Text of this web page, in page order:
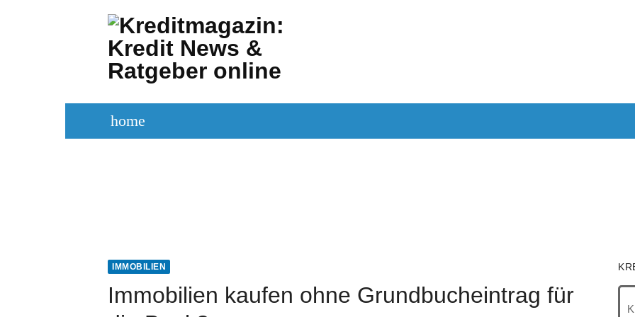
home
IMMOBILIEN
Immobilien kaufen ohne Grundbucheintrag für